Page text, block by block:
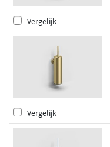
Vergelijk
Vergelijk